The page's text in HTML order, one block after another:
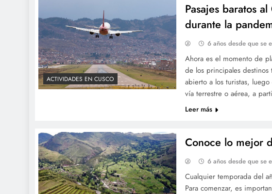
ACTIVIDADES EN CUSCO
Pasajes baratos
durante la
6 años desde que se
Ahora es el momento de
de los principales
abierto a los turistas,
vía terrestre o aérea, a
Leer más
Conoce lo mejor
6 años desde que se
Cualquier temporada del
Para comenzar, es